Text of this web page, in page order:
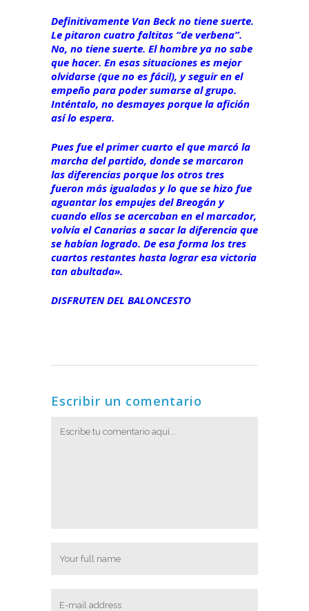
Definitivamente Van Beck no tiene suerte.
Le pitaron cuatro faltitas “de verbena”.
No, no tiene suerte. El hombre ya no sabe
que hacer. En esas situaciones es mejor
olvidarse (que no es fácil), y seguir en el
empeño para poder sumarse al grupo.
Inténtalo, no desmayes porque la afición
así lo espera.
Pues fue el primer cuarto el que marcó la
marcha del partido, donde se marcaron
las diferencias porque los otros tres
fueron más igualados y lo que se hizo fue
aguantar los empujes del Breogán y
cuando ellos se acercaban en el marcador,
volvía el Canarias a sacar la diferencia que
se habían logrado. De esa forma los tres
cuartos restantes hasta lograr esa victoria
tan abultada».
DISFRUTEN DEL BALONCESTO
Escribir un comentario